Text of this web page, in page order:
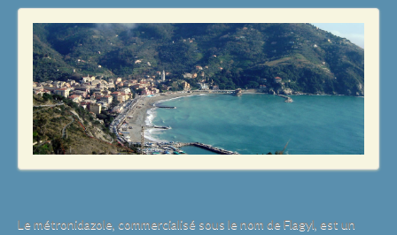
PLe métronidazole, commercialisé sous le nom de Flagyl, est un